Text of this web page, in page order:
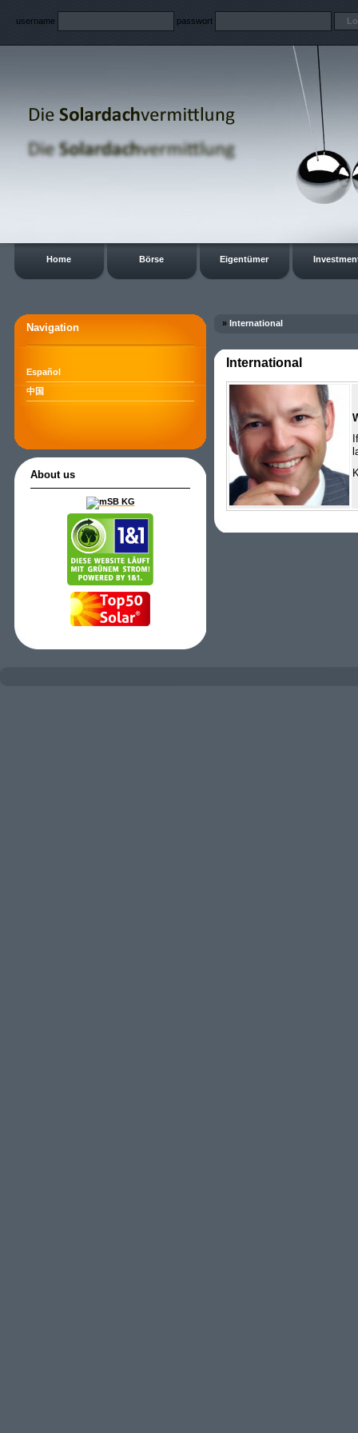
username passwort
Home Börse Eigentümer
Navigation
Español
中国
About us
» International
International